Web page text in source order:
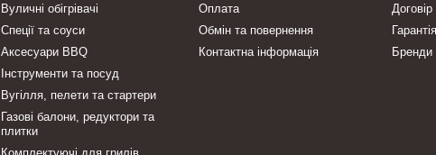
Вуличні обігрівачі
Спеції та соуси
Аксесуари BBQ
Інструменти та посуд
Вугілля, пелети та стартери
Газові балони, редуктори та
плитки
Оплата
Обмін та повернення
Контактна інформація
Гарантія
Бренди